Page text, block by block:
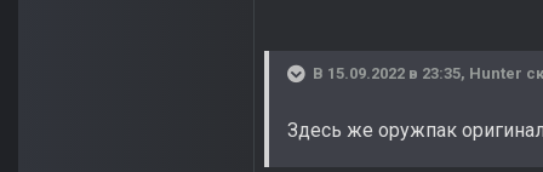
В 15.09.2022 в 23:35, Hunter
Здесь же оружпак